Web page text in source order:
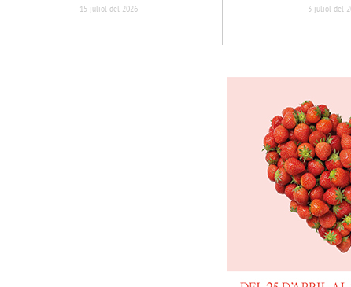
15 juliol del 2026 3 juliol del